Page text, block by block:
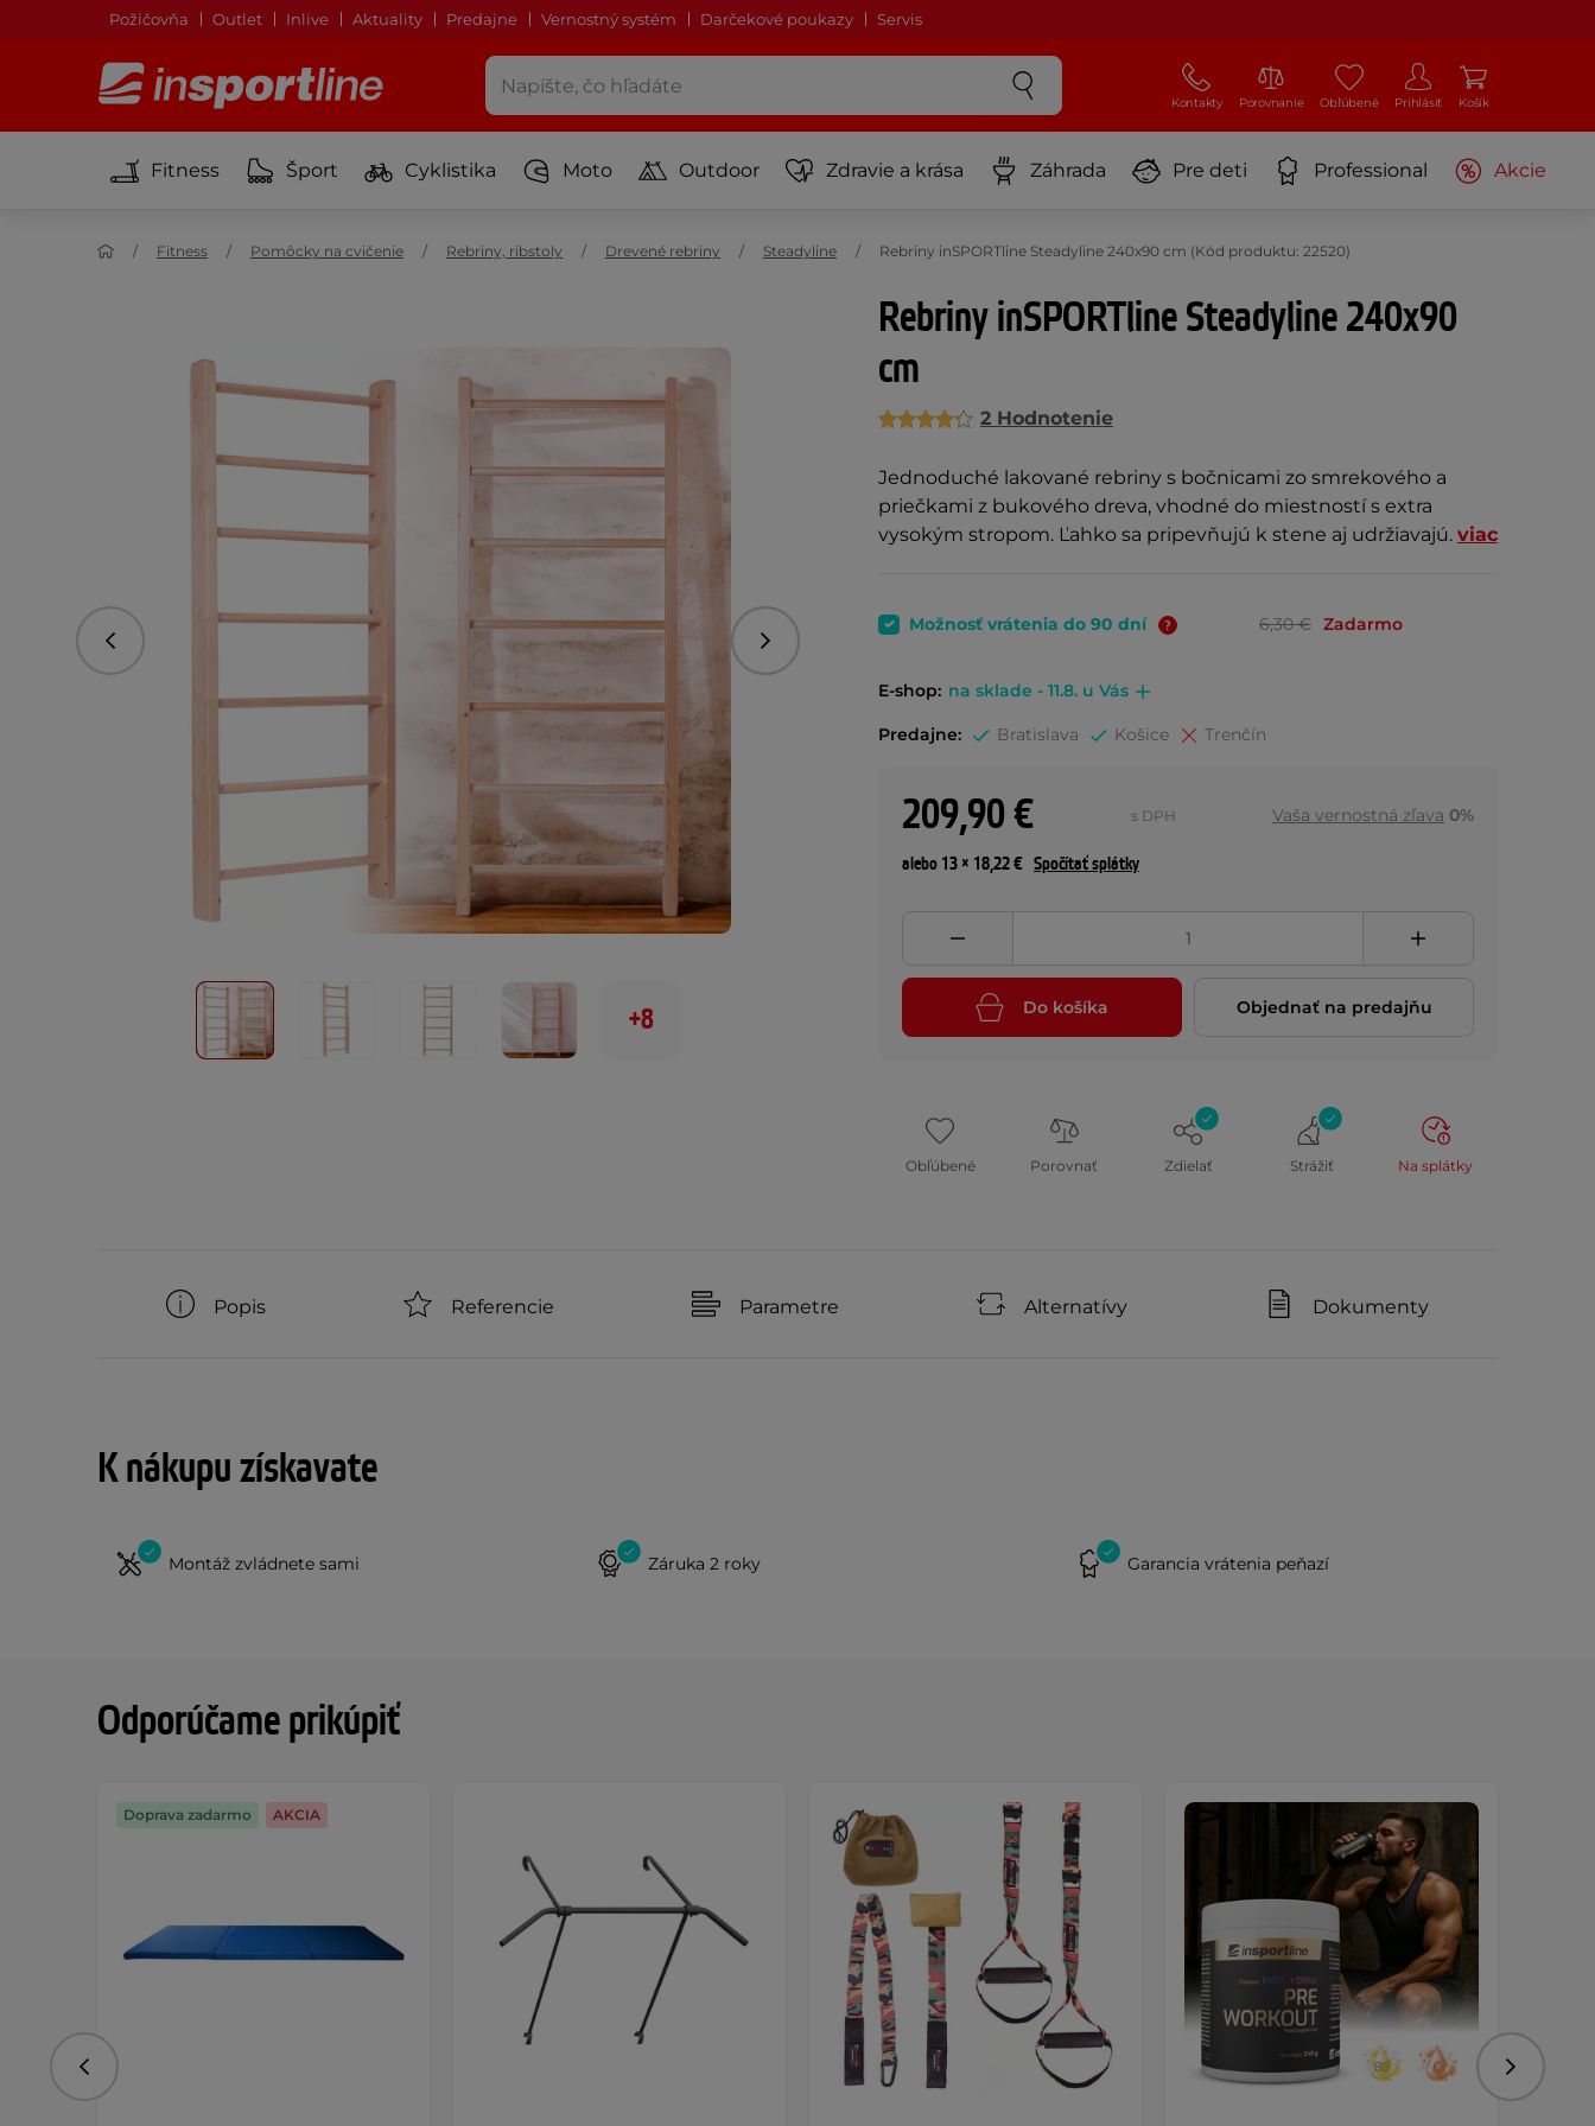
Požičovňa Outlet Inlive Aktuality Predajne Vernostný systém Darčekové poukazy Servis
Kontakty Porovnanie Obľúbené Prihlásiť Košík
Fitness Šport Cyklistika Moto Outdoor Zdravie a krása Záhrada Pre deti Professional Akcie
Fitness Pomôcky na cvičenie Rebriny, ribstoly Drevené rebriny Steadyline Rebriny inSPORTline Steadyline 240x90 cm (Kód produktu: 22520)
Rebriny inSPORTline Steadyline 240x90
cm
2 Hodnotenie
Jednoduché lakované rebriny s bočnicami zo smrekového a
priečkami z bukového dreva, vhodné do miestností s extra
vysokým stropom. Ľahko sa pripevňujú k stene aj udržiavajú. viac
Predchádzajúce Nasledujúce
+8
Možnosť vrátenia do 90 dní 6,30 € Zadarmo
E-shop: na sklade - 11.8. u Vás
Predajne: Bratislava Košice Trenčín
209,90 € s DPH Vaša vernostná zľava 0%
alebo 13 × 18,22 € Spočítať splátky
Do košíka Objednať na predajňu
Obľúbené Porovnať Zdielať Strážiť Na splátky
Popis Referencie Parametre Alternatívy Dokumenty
K nákupu získavate
Montáž zvládnete sami Záruka 2 roky Garancia vrátenia peňazí
Odporúčame prikúpiť
Doprava zadarmo AKCIA
Predchádzajúce